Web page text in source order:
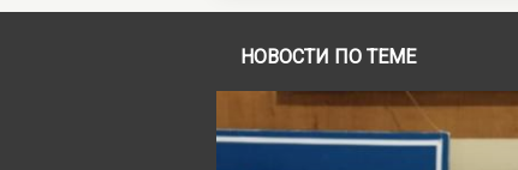
НОВОСТИ ПО ТЕМЕ